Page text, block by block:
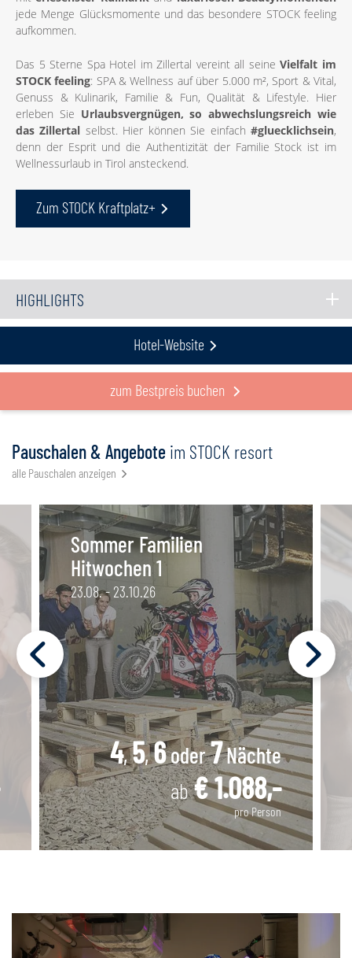
jede Menge Glücksmomente und das besondere STOCK feeling
aufkommen.
Das 5 Sterne Spa Hotel im Zillertal vereint all seineVielfalt im
STOCK feeling: SPA & Wellness auf über 5.000 m², Sport & Vital,
Genuss & Kulinarik, Familie & Fun, Qualität & Lifestyle. Hier
erleben Sie Urlaubsvergnügen, so abwechslungsreich wie
das Zillertal selbst. Hier können Sie einfach#gluecklichsein,
denn der Esprit und die Authentizität der Familie Stock ist im
Wellnessurlaub in Tirol ansteckend.
Zum STOCK Kraftplatz+
HIGHLIGHTS
Hotel-Website
zum Bestpreis buchen
Pauschalen & Angebote im STOCK resort
alle Pauschalen anzeigen
Sommer Familien
Hitwochen 1
23.08. - 23.10.26
4,5,6oder7Nächte
ab€ 1.088,-
pro Person